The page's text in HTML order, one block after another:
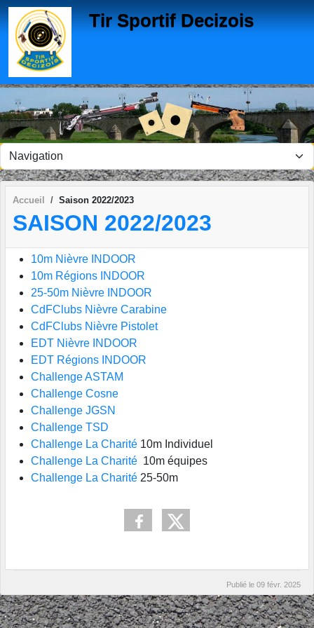
Tir Sportif Decizois
Accueil Saison 2022/2023
SAISON 2022/2023
10m Nièvre INDOOR
10m Régions INDOOR
25-50m Nièvre INDOOR
CdFClubs Nièvre Carabine
CdFClubs Nièvre Pistolet
EDT Nièvre INDOOR
EDT Régions INDOOR
Challenge ASTAM
Challenge Cosne
Challenge JGSN
Challenge TSD
Challenge La Charité 10m Individuel
Challenge La Charité 10m équipes
Challenge La Charité 25-50m
Publié le 09 févr. 2025
Panneau de gestion des cookies